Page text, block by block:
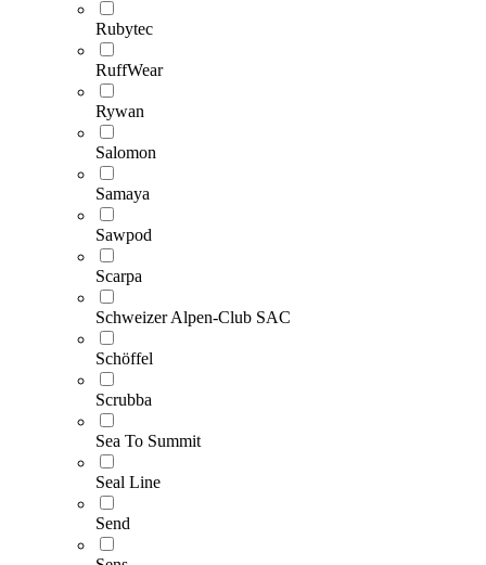
Rubytec
RuffWear
Rywan
Salomon
Samaya
Sawpod
Scarpa
Schweizer Alpen-Club SAC
Schöffel
Scrubba
Sea To Summit
Seal Line
Send